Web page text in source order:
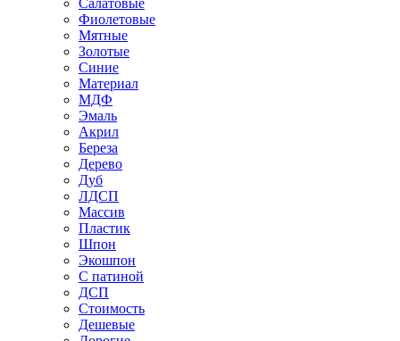
Салатовые
Фиолетовые
Мятные
Золотые
Синие
Материал
МДФ
Эмаль
Акрил
Береза
Дерево
Дуб
ЛДСП
Массив
Пластик
Шпон
Экошпон
С патиной
ДСП
Стоимость
Дешевые